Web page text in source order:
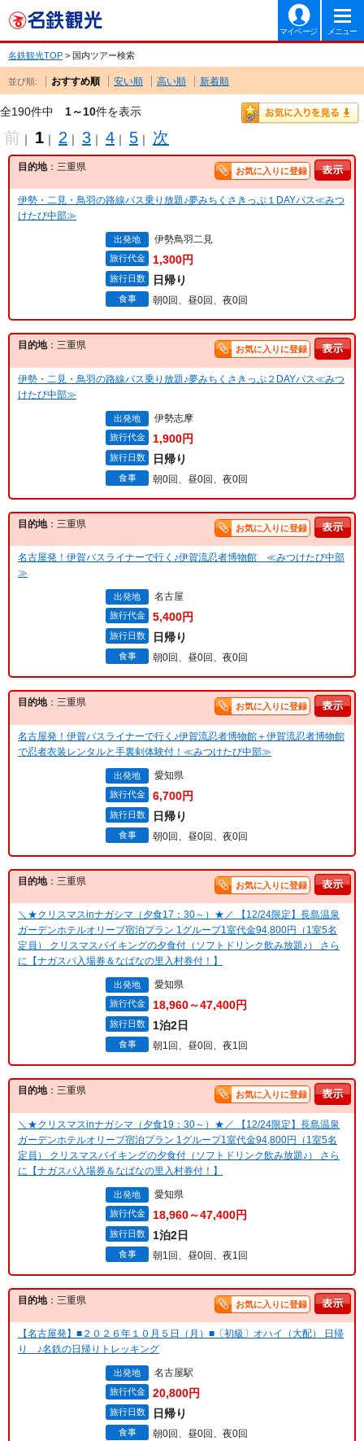
マイページ メニュー
名鉄観光TOP > 国内ツアー検索
並び順: おすすめ順 安い順 高い順 新着順
全190件中 1～10件を表示
前 ｜ 1 ｜ 2 ｜ 3 ｜ 4 ｜ 5 ｜ 次
目的地：三重県 お気に入りに登録
伊勢・二見・鳥羽の路線バス乗り放題♪夢みちくさきっぷ１DAYパス≪みつ
けたび中部≫
出発地 伊勢鳥羽二見
旅行代金 1,300円
旅行日数 日帰り
食事 朝0回、昼0回、夜0回
目的地：三重県 お気に入りに登録
伊勢・二見・鳥羽の路線バス乗り放題♪夢みちくさきっぷ２DAYパス≪みつ
けたび中部≫
出発地 伊勢志摩
旅行代金 1,900円
旅行日数 日帰り
食事 朝0回、昼0回、夜0回
目的地：三重県 お気に入りに登録
名古屋発！伊賀バスライナーで行く♪伊賀流忍者博物館 ≪みつけたび中部
≫
出発地 名古屋
旅行代金 5,400円
旅行日数 日帰り
食事 朝0回、昼0回、夜0回
目的地：三重県 お気に入りに登録
名古屋発！伊賀バスライナーで行く♪伊賀流忍者博物館＋伊賀流忍者博物館
で忍者衣装レンタルと手裏剣体験付！≪みつけたび中部≫
出発地 愛知県
旅行代金 6,700円
旅行日数 日帰り
食事 朝0回、昼0回、夜0回
目的地：三重県 お気に入りに登録
＼★クリスマスinナガシマ（夕食17：30～）★／ 【12/24限定】長島温泉
ガーデンホテルオリーブ宿泊プラン 1グループ1室代金94,800円（1室5名
定員） クリスマスバイキングの夕食付（ソフトドリンク飲み放題♪） さら
に【ナガスパ入場券＆なばなの里入村券付！】
出発地 愛知県
旅行代金 18,960～47,400円
旅行日数 1泊2日
食事 朝1回、昼0回、夜1回
目的地：三重県 お気に入りに登録
＼★クリスマスinナガシマ（夕食19：30～）★／ 【12/24限定】長島温泉
ガーデンホテルオリーブ宿泊プラン 1グループ1室代金94,800円（1室5名
定員） クリスマスバイキングの夕食付（ソフトドリンク飲み放題♪） さら
に【ナガスパ入場券＆なばなの里入村券付！】
出発地 愛知県
旅行代金 18,960～47,400円
旅行日数 1泊2日
食事 朝1回、昼0回、夜1回
目的地：三重県 お気に入りに登録
【名古屋発】■２０２６年１０月５日（月）■〔初級〕オハイ（大配） 日帰
り ♪名鉄の日帰りトレッキング
出発地 名古屋駅
旅行代金 20,800円
旅行日数 日帰り
食事 朝0回、昼0回、夜0回